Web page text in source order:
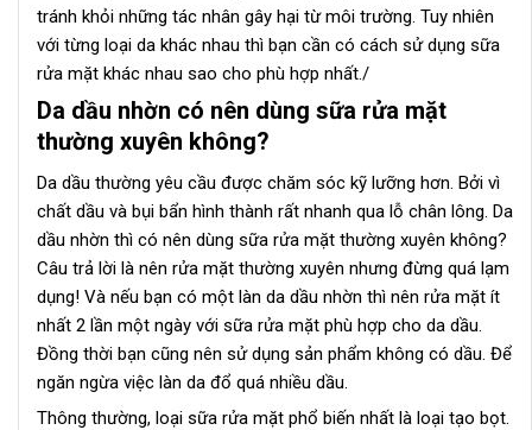
tránh khỏi những tác nhân gây hại từ môi trường. Tuy nhiên
với từng loại da khác nhau thì bạn cần có cách sử dụng sữa
rửa mặt khác nhau sao cho phù hợp nhất./
Da dầu nhờn có nên dùng sữa rửa mặt
thường xuyên không?
Da dầu thường yêu cầu được chăm sóc kỹ lưỡng hơn. Bởi vì
chất dầu và bụi bẩn hình thành rất nhanh qua lỗ chân lông. Da
dầu nhờn thì có nên dùng sữa rửa mặt thường xuyên không?
Câu trả lời là nên rửa mặt thường xuyên nhưng đừng quá lạm
dụng! Và nếu bạn có một làn da dầu nhờn thì nên rửa mặt ít
nhất 2 lần một ngày với sữa rửa mặt phù hợp cho da dầu.
Đồng thời bạn cũng nên sử dụng sản phẩm không có dầu. Để
ngăn ngừa việc làn da đổ quá nhiều dầu.
Thông thường, loại sữa rửa mặt phổ biến nhất là loại tạo bọt.